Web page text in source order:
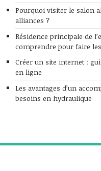
Pourquoi visiter le salon
alliances ?
Résidence principale de
comprendre pour faire
Créer un site internet :
en ligne
Les avantages d’un
besoins en hydraulique